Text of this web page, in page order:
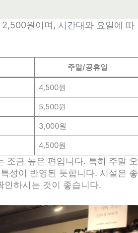
원이며, 시간대와 요일에 따
주말/공휴일
4,500원
5,500원
3,000원
4,500원
조금 높은 편입니다. 특히 주말 오
성이 반영된 듯합니다. 시설은 좋
인하시는 것이 좋습니다.